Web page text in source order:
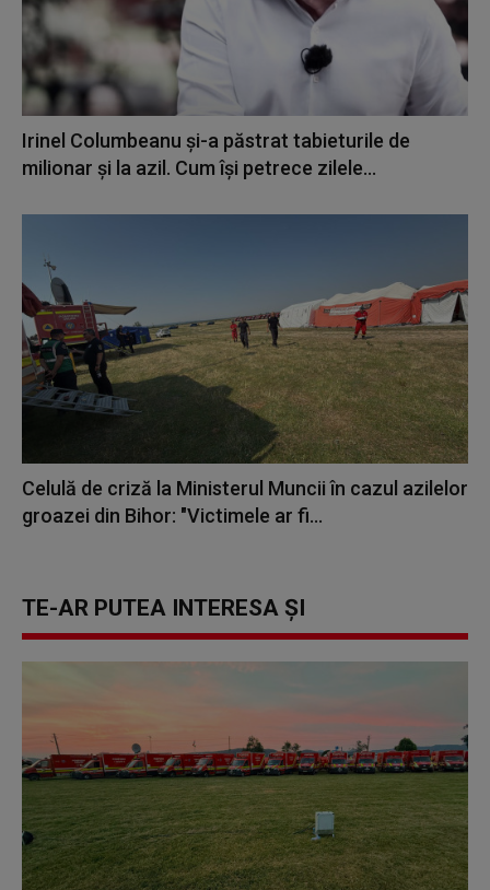
Irinel Columbeanu și-a păstrat tabieturile de
milionar și la azil. Cum își petrece zilele...
Celulă de criză la Ministerul Muncii în cazul azilelor
groazei din Bihor: "Victimele ar fi...
TE-AR PUTEA INTERESA ȘI